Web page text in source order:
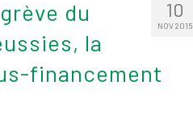
10
NOV 2015
du
la
financement